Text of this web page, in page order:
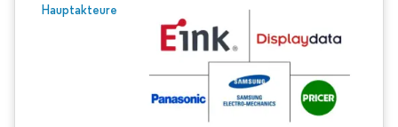
Hauptakteure
Bild © Mordor Intelligence. Wiederverwendung erfordert Namensnennung